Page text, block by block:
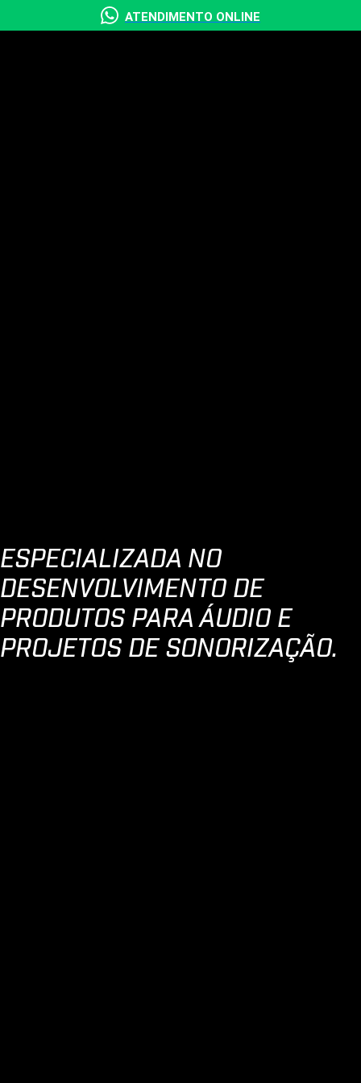
ESPECIALIZADA NO
DESENVOLVIMENTO DE
PRODUTOS PARA ÁUDIO E
PROJETOS DE SONORIZAÇÃO.